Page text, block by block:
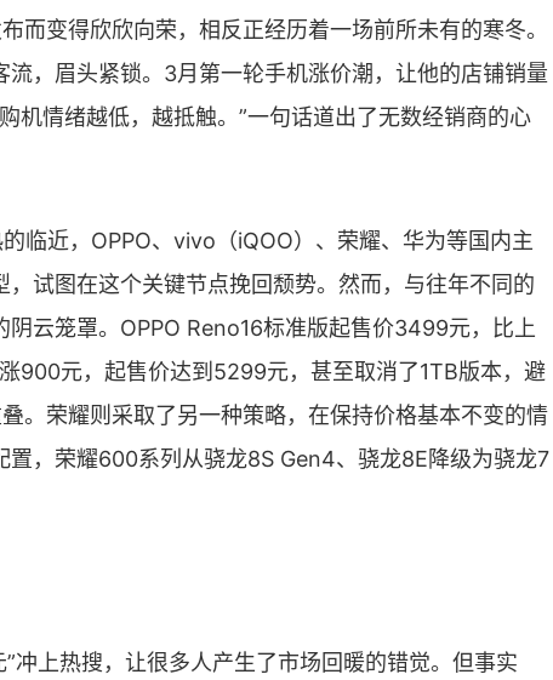
而变得欣欣向荣，相反正经历着一场前所未有的寒冬。
流，眉头紧锁。3月第一轮手机涨价潮，让他的店铺销量
机情绪越低，越抵触。”一句话道出了无数经销商的心
临近，OPPO、vivo（iQOO）、荣耀、华为等国内主
试图在这个关键节点挽回颓势。然而，与往年不同的
阴云笼罩。OPPO Reno16标准版起售价3499元，比上
900元，起售价达到5299元，甚至取消了1TB版本，避
。荣耀则采取了另一种策略，在保持价格基本不变的情
置，荣耀600系列从骁龙8S Gen4、骁龙8E降级为骁龙7
冲上热搜，让很多人产生了市场回暖的错觉。但事实